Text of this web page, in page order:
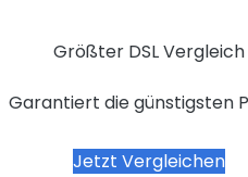
Größter DSL Vergleich
Garantiert die günstigsten
Jetzt Vergleichen